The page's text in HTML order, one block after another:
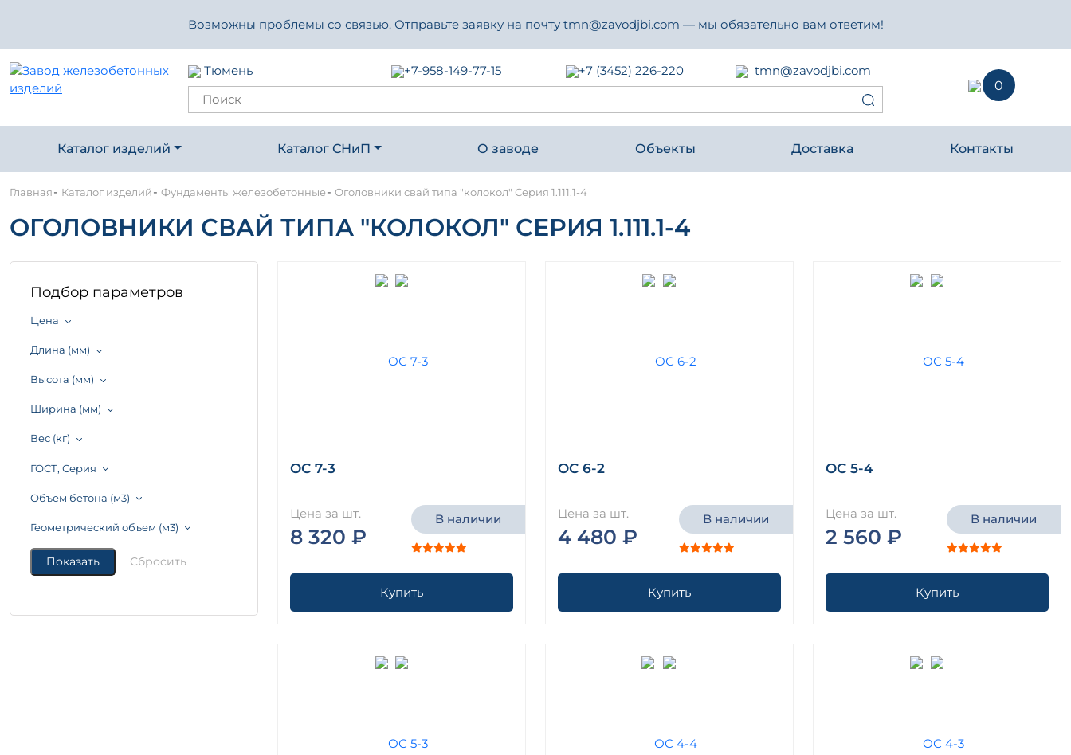
Возможны проблемы со связью. Отправьте заявку на почту tmn@zavodjbi.com — мы обязательно вам ответим!
Тюмень +7-958-149-77-15 +7 (3452) 226-220
tmn@zavodjbi.com
0
Каталог изделий Каталог СНиП О заводе Объекты Доставка Контакты
Главная- Каталог изделий- Фундаменты железобетонные- Оголовники свай типа "колокол" Серия 1.111.1-4
ОГОЛОВНИКИ СВАЙ ТИПА "КОЛОКОЛ" СЕРИЯ 1.111.1-4
Подбор параметров
Цена
Длина (мм)
Высота (мм)
Ширина (мм)
Вес (кг)
ГОСТ, Серия
Объем бетона (м3)
Геометрический объем (м3)
ОС 7-3
Цена за шт.
8 320 ₽
В наличии
Купить
ОС 6-2
Цена за шт.
4 480 ₽
В наличии
Купить
ОС 5-4
Цена за шт.
2 560 ₽
В наличии
Купить